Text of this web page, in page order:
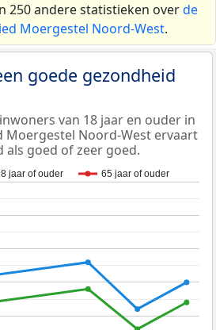
250 andere statistieken overde
Moergestel Noord-West.
goede gezondheid
van 18 jaar en ouder in
Moergestel Noord-West ervaart
als goed of zeer goed.
jaar of ouder 65 jaar of ouder